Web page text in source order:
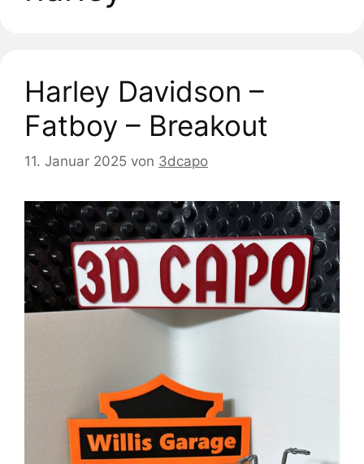
Harley Davidson –
Fatboy – Breakout
11. Januar 2025 von 3dcapo